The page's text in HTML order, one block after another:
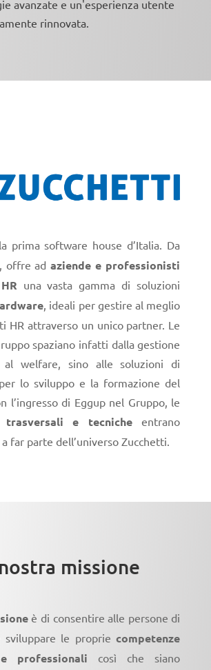
avanzate e un'esperienza utente
rinnovata.
prima software house d’Italia. Da
, offre adaziende e professionisti
una vasta gamma di soluzioni
, ideali per gestire al meglio
HR attraverso un unico partner. Le
spaziano infatti dalla gestione
al welfare, sino alle soluzioni di
lo sviluppo e la formazione del
l’ingresso di Eggup nel Gruppo, le
trasversali e tecnicheentrano
far parte dell’universo Zucchetti.
missione
è di consentire alle persone di
sviluppare le propriecompetenze
professionali così che siano